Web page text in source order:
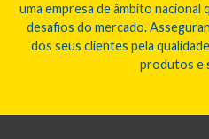
uma empresa de âmbito
desafios do mercado.
dos seus clientes pela
produtos e